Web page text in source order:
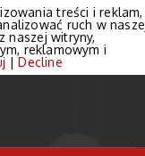
treści i reklam,
ruch w
naszej witryny,
reklamowym i
|Decline